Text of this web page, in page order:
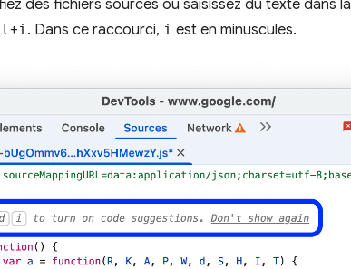
des fichiers sources ou saisissez du texte dans la
+i. Dans ce raccourci, i est en minuscules.